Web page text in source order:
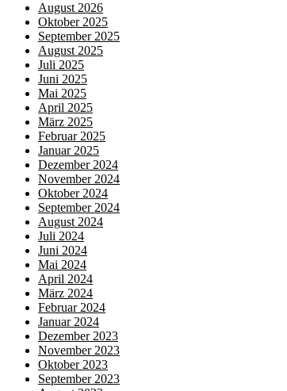
August 2026
Oktober 2025
September 2025
August 2025
Juli 2025
Juni 2025
Mai 2025
April 2025
März 2025
Februar 2025
Januar 2025
Dezember 2024
November 2024
Oktober 2024
September 2024
August 2024
Juli 2024
Juni 2024
Mai 2024
April 2024
März 2024
Februar 2024
Januar 2024
Dezember 2023
November 2023
Oktober 2023
September 2023